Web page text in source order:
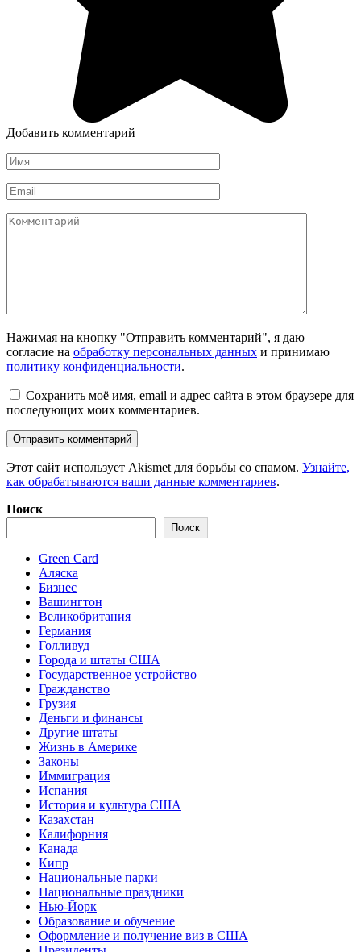
Добавить комментарий
Имя
Email
Комментарий
Нажимая на кнопку "Отправить комментарий", я даю
согласие на обработку персональных данных и принимаю
политику конфиденциальности.
Сохранить моё имя, email и адрес сайта в этом браузере для
последующих моих комментариев.
Этот сайт использует Akismet для борьбы со спамом. Узнайте,
как обрабатываются ваши данные комментариев.
Поиск
Поиск
Green Card
Аляска
Бизнес
Вашингтон
Великобритания
Германия
Голливуд
Города и штаты США
Государственное устройство
Гражданство
Грузия
Деньги и финансы
Другие штаты
Жизнь в Америке
Законы
Иммиграция
Испания
История и культура США
Казахстан
Калифорния
Канада
Кипр
Национальные парки
Национальные праздники
Нью-Йорк
Образование и обучение
Оформление и получение виз в США